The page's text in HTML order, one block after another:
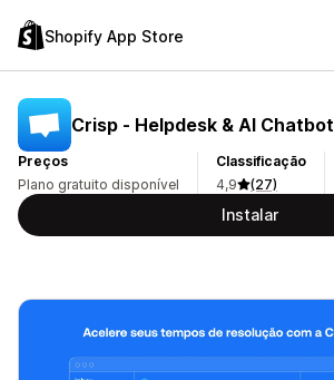
Shopify App Store
Crisp ‑ Helpdesk & AI Chatbot
Preços
Plano gratuito disponível
Classificação
4,9
(27)
Instalar